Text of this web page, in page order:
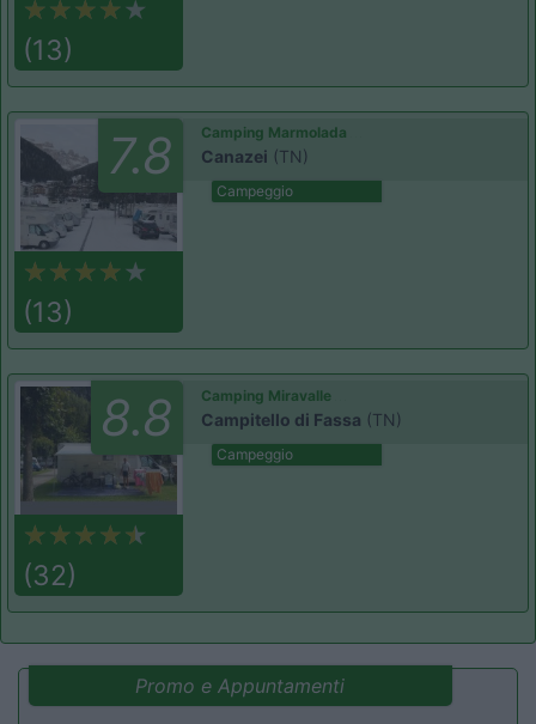
(13)
7.8
(13)
Camping Marmolada
Canazei (TN)
Campeggio
8.8
(32)
Camping Miravalle
Campitello di Fassa (TN)
Campeggio
Promo e Appuntamenti